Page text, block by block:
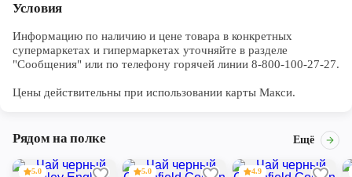
Условия
Информацию по наличию и цене товара в конкретных
супермаркетах и гипермаркетах уточняйте в разделе
"Сообщения" или по телефону горячей линии 8-800-100-27-27.
Цены действительны при использовании карты Макси.
Рядом на полке Ещё
5.0 5.0 4.9